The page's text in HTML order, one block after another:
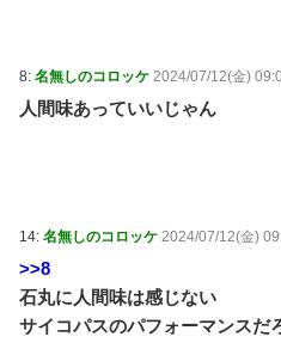
8: 名無しのコロッケ 2024/07/12(金)
人間味あっていいじゃん
14: 名無しのコロッケ 2024/07/12(金)
>>8
石丸に人間味は感じない
サイコパスのパフォーマンスだ